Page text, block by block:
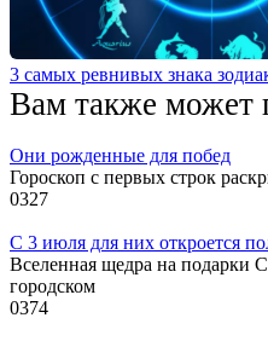
3 самых ревнивых знака
Вам также может
Они рожденные для побед
Гороскоп с первых строк
0327
С 3 июля для них откроется
Вселенная щедра на подарки
городском
0374